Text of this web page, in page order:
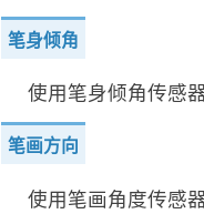
笔身倾角
使用笔身倾角传感
笔画方向
使用笔画角度传感